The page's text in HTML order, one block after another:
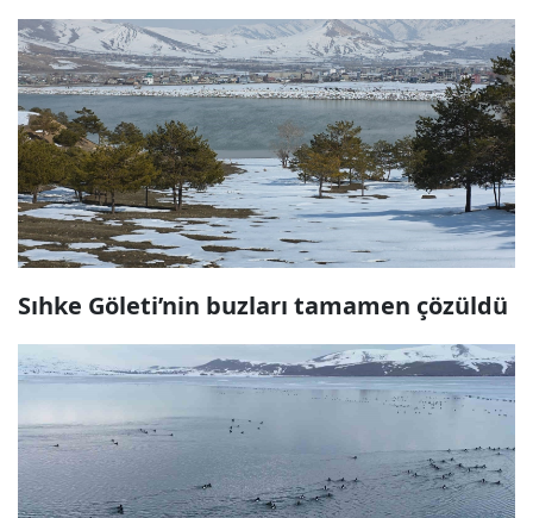
Sıhke Göleti’nin buzları tamamen çözüldü